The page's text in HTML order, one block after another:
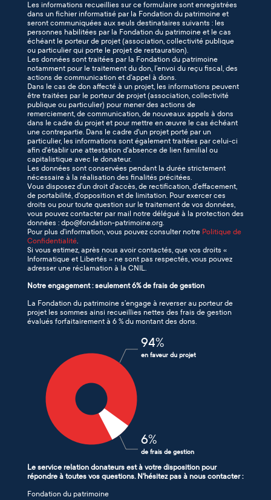
Les informations recueillies sur ce formulaire sont enregistrées
dans un fichier informatisé par la Fondation du patrimoine et
seront communiquées aux seuls destinataires suivants : les
personnes habilitées par la Fondation du patrimoine et le cas
échéant le porteur de projet (association, collectivité publique
ou particulier qui porte le projet de restauration).
Les données sont traitées par la Fondation du patrimoine
notamment pour le traitement du don, l’envoi du reçu fiscal, des
actions de communication et d’appel à dons.
Dans le cas de don affecté à un projet, les informations peuvent
être traitées par le porteur de projet (association, collectivité
publique ou particulier) pour mener des actions de
remerciement, de communication, de nouveaux appels à dons
dans le cadre du projet et pour mettre en œuvre le cas échéant
une contrepartie. Dans le cadre d'un projet porté par un
particulier, les informations sont également traitées par celui-ci
afin d'établir une attestation d'absence de lien familial ou
capitalistique avec le donateur.
Les données sont conservées pendant la durée strictement
nécessaire à la réalisation des finalités précitées.
Vous disposez d’un droit d’accès, de rectification, d’effacement,
de portabilité, d'opposition et de limitation. Pour exercer ces
droits ou pour toute question sur le traitement de vos données,
vous pouvez contacter par mail notre délégué à la protection des
données : dpo@fondation-patrimoine.org.
Pour plus d’information, vous pouvez consulter notre Politique de
Confidentialité.
Si vous estimez, après nous avoir contactés, que vos droits «
Informatique et Libertés » ne sont pas respectés, vous pouvez
adresser une réclamation à la CNIL.
Notre engagement : seulement 6% de frais de gestion
La Fondation du patrimoine s’engage à reverser au porteur de
projet les sommes ainsi recueillies nettes des frais de gestion
évalués forfaitairement à 6 % du montant des dons.
94%
en faveur du projet
6%
de frais de gestion
Le service relation donateurs est à votre disposition pour
répondre à toutes vos questions. N'hésitez pas à nous contacter :
Fondation du patrimoine